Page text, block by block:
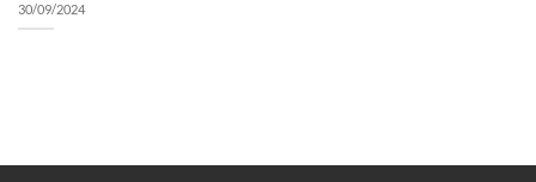
30/09/2024